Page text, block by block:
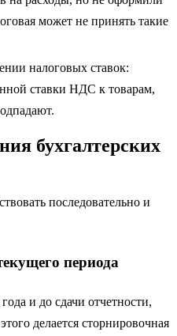
может не принять такие
налоговых ставок:
ставки НДС к товарам,
бухгалтерских
последовательно и
периода
и до сдачи отчетности,
делается сторнировочная